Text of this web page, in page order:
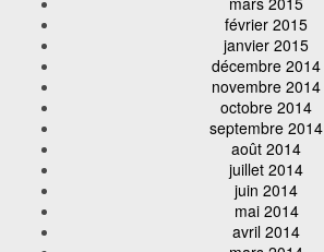
février 2015
janvier 2015
décembre 2014
novembre 2014
octobre 2014
septembre 2014
août 2014
juillet 2014
juin 2014
mai 2014
avril 2014